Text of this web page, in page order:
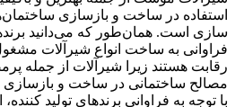
استفاده در ساخت و بازسازی
سازی است. همان‌طور که می‌دانید
فراوانی به ساخت انواع شیرآلات
رقابت هستند زیرا شیرآلات از جمله
مصالح ساختمانی در ساخت و
با توجه به فراوانی برندهای تولید